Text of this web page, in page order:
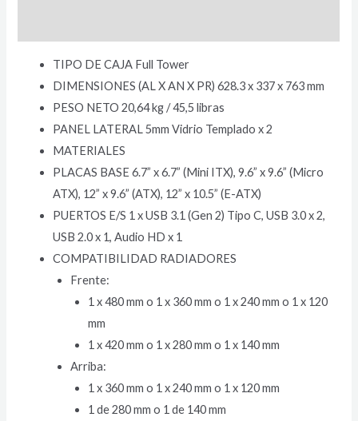
TIPO DE CAJA Full Tower
DIMENSIONES (AL X AN X PR) 628.3 x 337 x 763 mm
PESO NETO 20,64 kg / 45,5 libras
PANEL LATERAL 5mm Vidrio Templado x 2
MATERIALES
PLACAS BASE 6.7” x 6.7” (Mini ITX), 9.6” x 9.6” (Micro
ATX), 12” x 9.6” (ATX), 12” x 10.5” (E-ATX)
PUERTOS E/S 1 x USB 3.1 (Gen 2) Tipo C, USB 3.0 x 2,
USB 2.0 x 1, Audio HD x 1
COMPATIBILIDAD RADIADORES
Frente:
1 x 480 mm o 1 x 360 mm o 1 x 240 mm o 1 x 120
mm
1 x 420 mm o 1 x 280 mm o 1 x 140 mm
Arriba:
1 x 360 mm o 1 x 240 mm o 1 x 120 mm
1 de 280 mm o 1 de 140 mm